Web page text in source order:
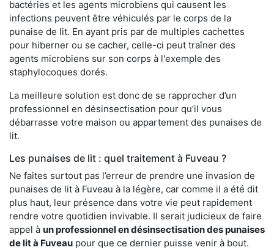
bactéries et les agents microbiens qui causent les
infections peuvent être véhiculés par le corps de la
punaise de lit. En ayant pris par de multiples cachettes
pour hiberner ou se cacher, celle-ci peut traîner des
agents microbiens sur son corps à l'exemple des
staphylocoques dorés.
La meilleure solution est donc de se rapprocher d’un
professionnel en désinsectisation pour qu’il vous
débarrasse votre maison ou appartement des punaises de
lit.
Les punaises de lit : quel traitement à Fuveau ?
Ne faites surtout pas l’erreur de prendre une invasion de
punaises de lit à Fuveau à la légère, car comme il a été dit
plus haut, leur présence dans votre vie peut rapidement
rendre votre quotidien invivable. Il serait judicieux de faire
appel à un professionnel en désinsectisation des punaises
de lit à Fuveau pour que ce dernier puisse venir à bout.